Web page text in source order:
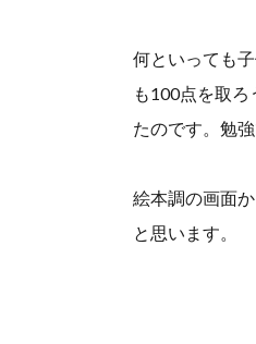
何といっても
も100点を取
たのです。勉
絵本調の画面
と思います。